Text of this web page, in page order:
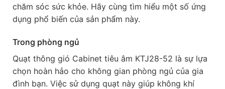
chăm sóc sức khỏe. Hãy cùng tìm hiểu một số ứng
dụng phổ biến của sản phẩm này.
Trong phòng ngủ
Quạt thông gió Cabinet tiêu âm KTJ28-52 là sự lựa
chọn hoàn hảo cho không gian phòng ngủ của gia
đình bạn. Việc sử dụng quạt này giúp không khí